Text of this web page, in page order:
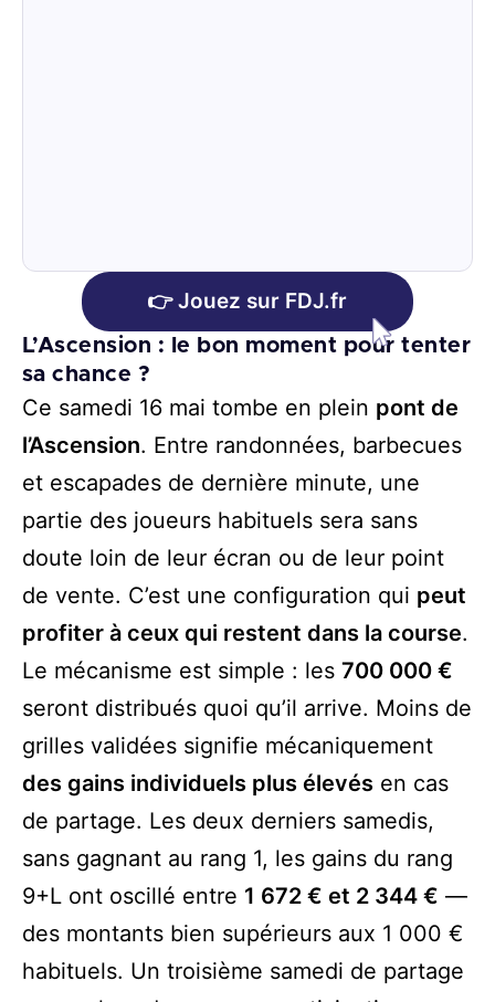
👉 Jouez sur FDJ.fr
L’Ascension : le bon moment pour tenter
sa chance ?
Ce samedi 16 mai tombe en plein pont de
l’Ascension. Entre randonnées, barbecues
et escapades de dernière minute, une
partie des joueurs habituels sera sans
doute loin de leur écran ou de leur point
de vente. C’est une configuration qui peut
profiter à ceux qui restent dans la course.
Le mécanisme est simple : les 700 000 €
seront distribués quoi qu’il arrive. Moins de
grilles validées signifie mécaniquement
des gains individuels plus élevésen cas
de partage. Les deux derniers samedis,
sans gagnant au rang 1, les gains du rang
9+L ont oscillé entre 1 672 € et 2 344 € —
des montants bien supérieurs aux 1 000 €
habituels. Un troisième samedi de partage